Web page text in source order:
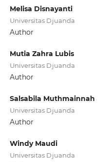
Melisa Disnayanti
Universitas Djuanda
Author
Mutia Zahra Lubis
Universitas Djuanda
Author
Salsabila Muthmainnah
Universitas Djuanda
Author
Windy Maudi
Universitas Djuanda